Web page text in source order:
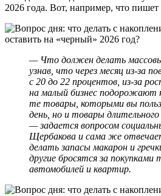
2026 года. Вот, например, что пишет
— Что должен делать
узнав, что через месяц из-за
с 20 до 22 процентов, из-за
на малый бизнес подорожают
те товары, которыми вы
день, но и товары длительного
— задается вопросом
Щербакова и сама же
делать запасы макарон и
другие бросятся за покупками
автомобилей и квартир.